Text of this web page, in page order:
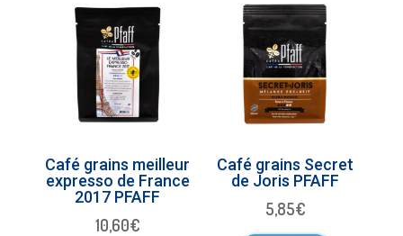
Café grains meilleur
expresso de France
2017 PFAFF
10,60€
Café grains Secret
de Joris PFAFF
5,85€